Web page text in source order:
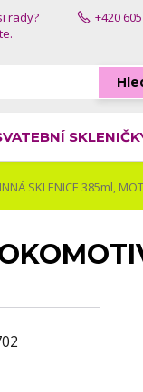
rady?
+420
SKLENICE 385ml,